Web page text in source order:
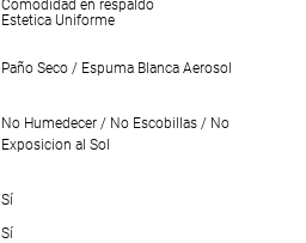
Comodidad en respaldo
Estetica Uniforme
Paño Seco / Espuma Blanca Aerosol
No Humedecer / No Escobillas / No
Exposicion al Sol
Sí
Sí